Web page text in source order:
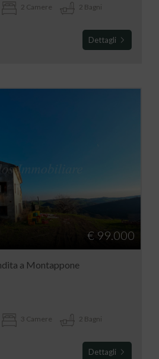
2 Camere 2 Bagni
Dettagli
€ 99.000
a Montappone
3 Camere 2 Bagni
Dettagli